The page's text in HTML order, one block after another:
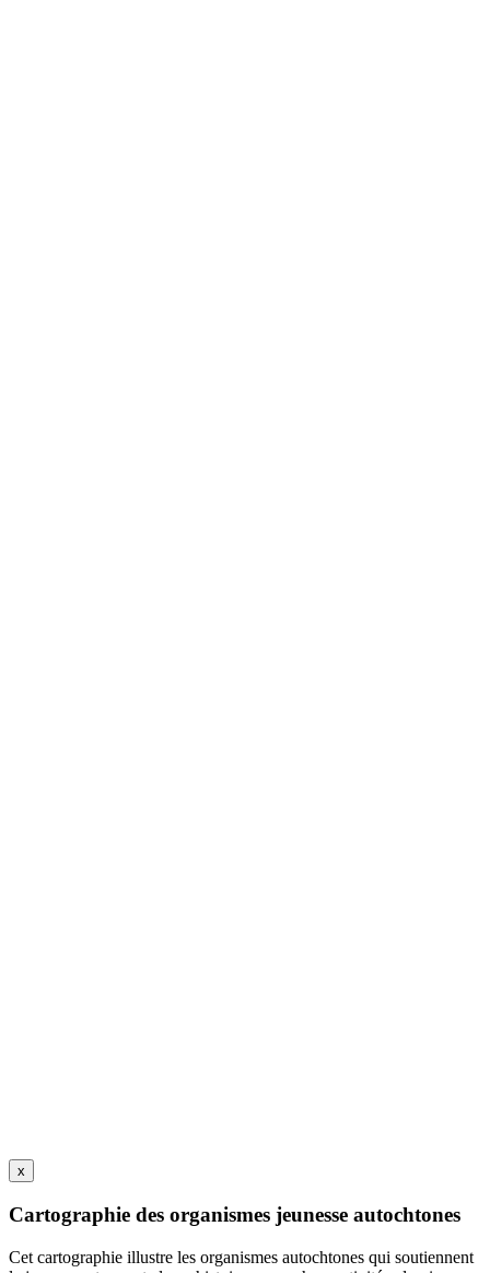
x
Cartographie des organismes jeunesse autochtones
Cet cartographie illustre les organismes autochtones qui soutiennent